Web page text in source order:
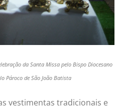
da Santa Missa pelo Bispo Diocesano
Pároco de São João Batista
vestimentas tradicionais e